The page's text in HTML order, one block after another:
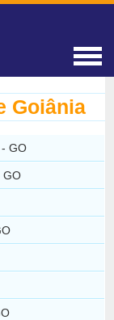
Goiânia
GO
GO